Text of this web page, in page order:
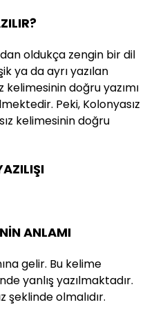
oldukça zengin bir dil
ya da ayrı yazılan
kelimesinin doğru yazımı
Peki, Kolonyasız
kelimesinin doğru
ANLAMI
gelir. Bu kelime
yanlış yazılmaktadır.
şeklinde olmalıdır.